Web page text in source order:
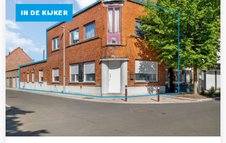
IN DE KIJKER